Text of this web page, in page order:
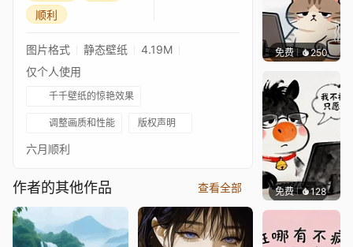
顺利
图片格式 静态壁纸
4.19M
仅个人使用
千千壁纸的惊艳效果
调整画质和性能 版权声明
六月顺利
作者的其他作品 查看全部
免费 250渔小小
免费 128渔小小